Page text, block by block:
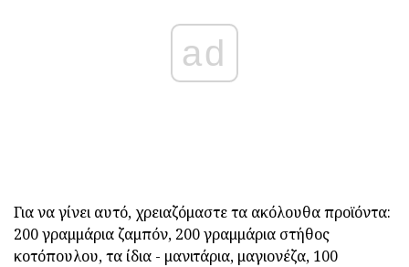
ad
Για να γίνει αυτό, χρειαζόμαστε τα ακόλουθα προϊόντα:
200 γραμμάρια ζαμπόν, 200 γραμμάρια στήθος
κοτόπουλου, τα ίδια - μανιτάρια, μαγιονέζα, 100